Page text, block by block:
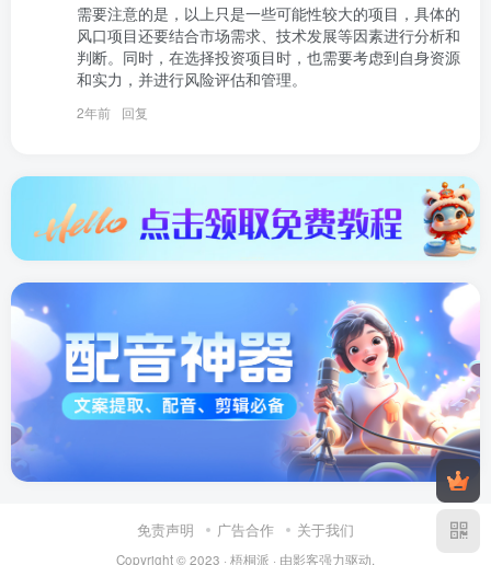
需要注意的是，以上只是一些可能性较大的项目，具体的
风口项目还要结合市场需求、技术发展等因素进行分析和
判断。同时，在选择投资项目时，也需要考虑到自身资源
和实力，并进行风险评估和管理。
2年前 回复
免责声明 广告合作 关于我们
Copyright © 2023 · 梧桐派 · 由影客强力驱动.